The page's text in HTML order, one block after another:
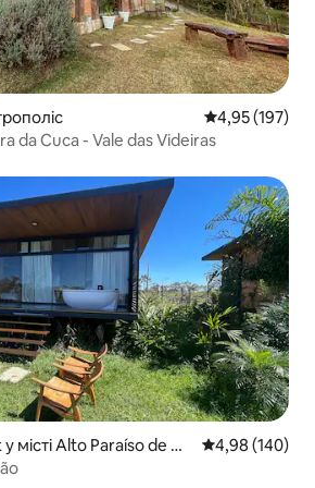
Середня
4,95 (197)
da Cuca - Vale das Videiras
місті Alto Paraíso de Go
Середня
4,98 (140)